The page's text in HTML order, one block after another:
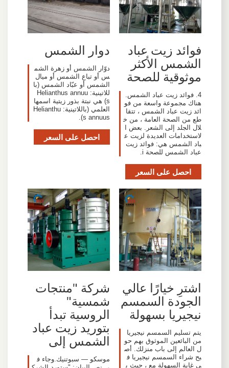
فوائد زيت عباد
الشمس الأكثر
موثوقية للصحة
4. فوائد زيت عباد الشمس.
هناك مجموعة واسعة من فو
ائد زيت عباد الشمس ، تتقا
طع من الصحة العامة ، من خ
لال الجلد إلى الشعر. بعض ا
لاستخدامات العديدة لزيت ع
باد الشمس هي: فوائد زيت
عباد الشمس للصحة i.
احصل على السعر
دوار الشمس
دوّار الشمس أو زهرة الشم
س أو تباع الشمس أو ميال
الشمس أو عبّاد الشمس (با
للاتينية: Helianthus annuu
s) هي نبتة بذور زيتية اسمها
العلمي (باللاتينية: Helianthu
s annuus).
احصل على السعر
اشترِ خيارًا عالي
الجودة السمسم
نيجيريا بسهولة
يتم تسليم السمسم نيجيريا
من البائعين الموثوق بهم حو
ل العالم إلى باب منزلك. أص
بح شراء السمسم نيجيريا ف
ي غاية السهولة مع ، حيث ي
شركة "منتجات
شمسية"
الروسية تبدأ
بتوريد زيت عباد
الشمس إلى
موسكو — سبوتنيك.وجاء ف